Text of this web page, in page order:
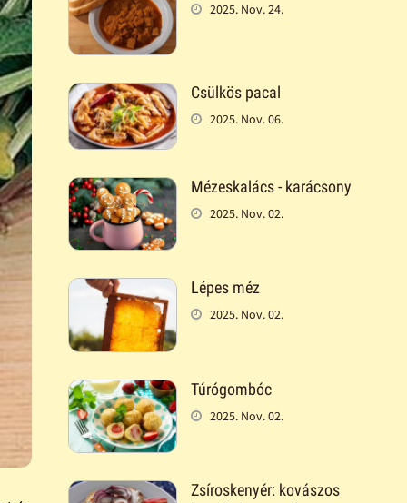
2025. Nov. 24.
Csülkös pacal
2025. Nov. 06.
Mézeskalács - karácsony
2025. Nov. 02.
Lépes méz
2025. Nov. 02.
Túrógombóc
2025. Nov. 02.
Zsíroskenyér: kovászos